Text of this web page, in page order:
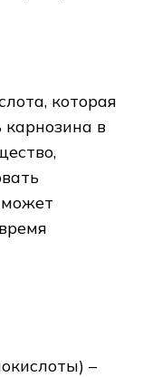
которая
карнозина в
–